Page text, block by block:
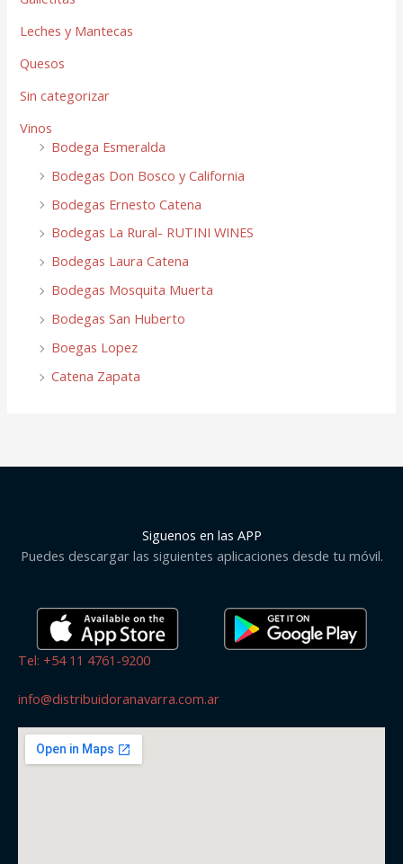
Leches y Mantecas
Quesos
Sin categorizar
Vinos
Bodega Esmeralda
Bodegas Don Bosco y California
Bodegas Ernesto Catena
Bodegas La Rural- RUTINI WINES
Bodegas Laura Catena
Bodegas Mosquita Muerta
Bodegas San Huberto
Boegas Lopez
Catena Zapata
Siguenos en las APP
Puedes descargar las siguientes aplicaciones desde tu móvil.
Tel: +54 11 4761-9200
info@distribuidoranavarra.com.ar